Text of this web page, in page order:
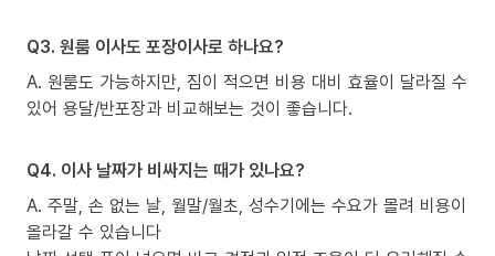
Q3. 원룸 이사도 포장이사로 하나요?
A. 원룸도 가능하지만, 짐이 적으면 비용 대비 효율이 달라질 수
있어 용달/반포장과 비교해보는 것이 좋습니다.
Q4. 이사 날짜가 비싸지는 때가 있나요?
A. 주말, 손 없는 날, 월말/월초, 성수기에는 수요가 몰려 비용이
올라갈 수 있습니다